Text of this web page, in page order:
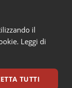
il
Leggi di
TUTTI